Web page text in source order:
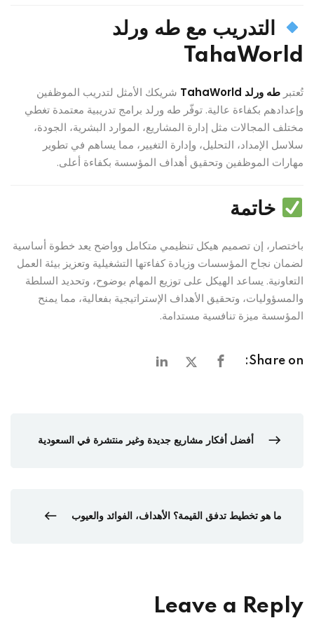
التدريب مع طه ورلد
TahaWorld
تُعتبر طه ورلد TahaWorld
شريكك الأمثل لتدريب الموظفين
وإعدادهم بكفاءة عالية. توفّر طه ورلد برامج تدريبية معتمدة تغطي
مختلف المجالات مثل إدارة المشاريع، الموارد البشرية، الجودة،
سلاسل الإمداد، التحليل، وإدارة التغيير، مما يساهم في تطوير
مهارات الموظفين وتحقيق أهداف المؤسسة بكفاءة أعلى.
خاتمة
باختصار، إن تصميم هيكل تنظيمي متكامل وواضح يعد خطوة أساسية
لضمان نجاح المؤسسات وزيادة كفاءتها التشغيلية وتعزيز بيئة العمل
التعاونية. يساعد الهيكل على توزيع المهام بوضوح، وتحديد السلطة
والمسؤوليات، وتحقيق الأهداف الإستراتيجية بفعالية، مما يمنح
المؤسسة ميزة تنافسية مستدامة.
Share on:
أفضل أفكار مشاريع جديدة وغير منتشرة في السعودية
ما هو تخطيط تدفق القيمة؟ الأهداف، الفوائد والعيوب
Leave a Reply